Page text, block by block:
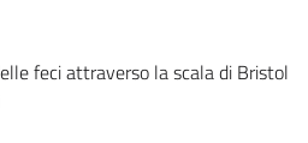
feci attraverso la scala di Bristol